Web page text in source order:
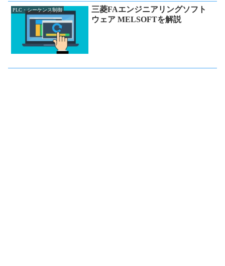
PLC・シーケンス制御
三菱FAエンジニアリングソフト
ウェア MELSOFTを解説